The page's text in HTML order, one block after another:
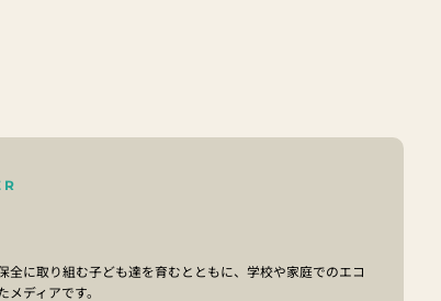
全に取り組む子ども達を育むとともに、学校や家庭でのエコ
ディアです。